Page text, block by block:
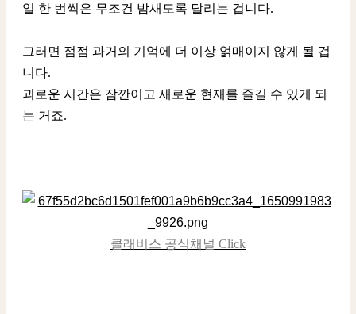
일 한 번씩은 무조건 밤새도록 달리는 겁니다.
그러면 점점 과거의 기억에 더 이상 얽매이지 않게 될 겁
니다.
괴로운 시간은 잠깐이고 새로운 현재를 즐길 수 있게 되
는 거죠.
클래비스 공식채널 Click